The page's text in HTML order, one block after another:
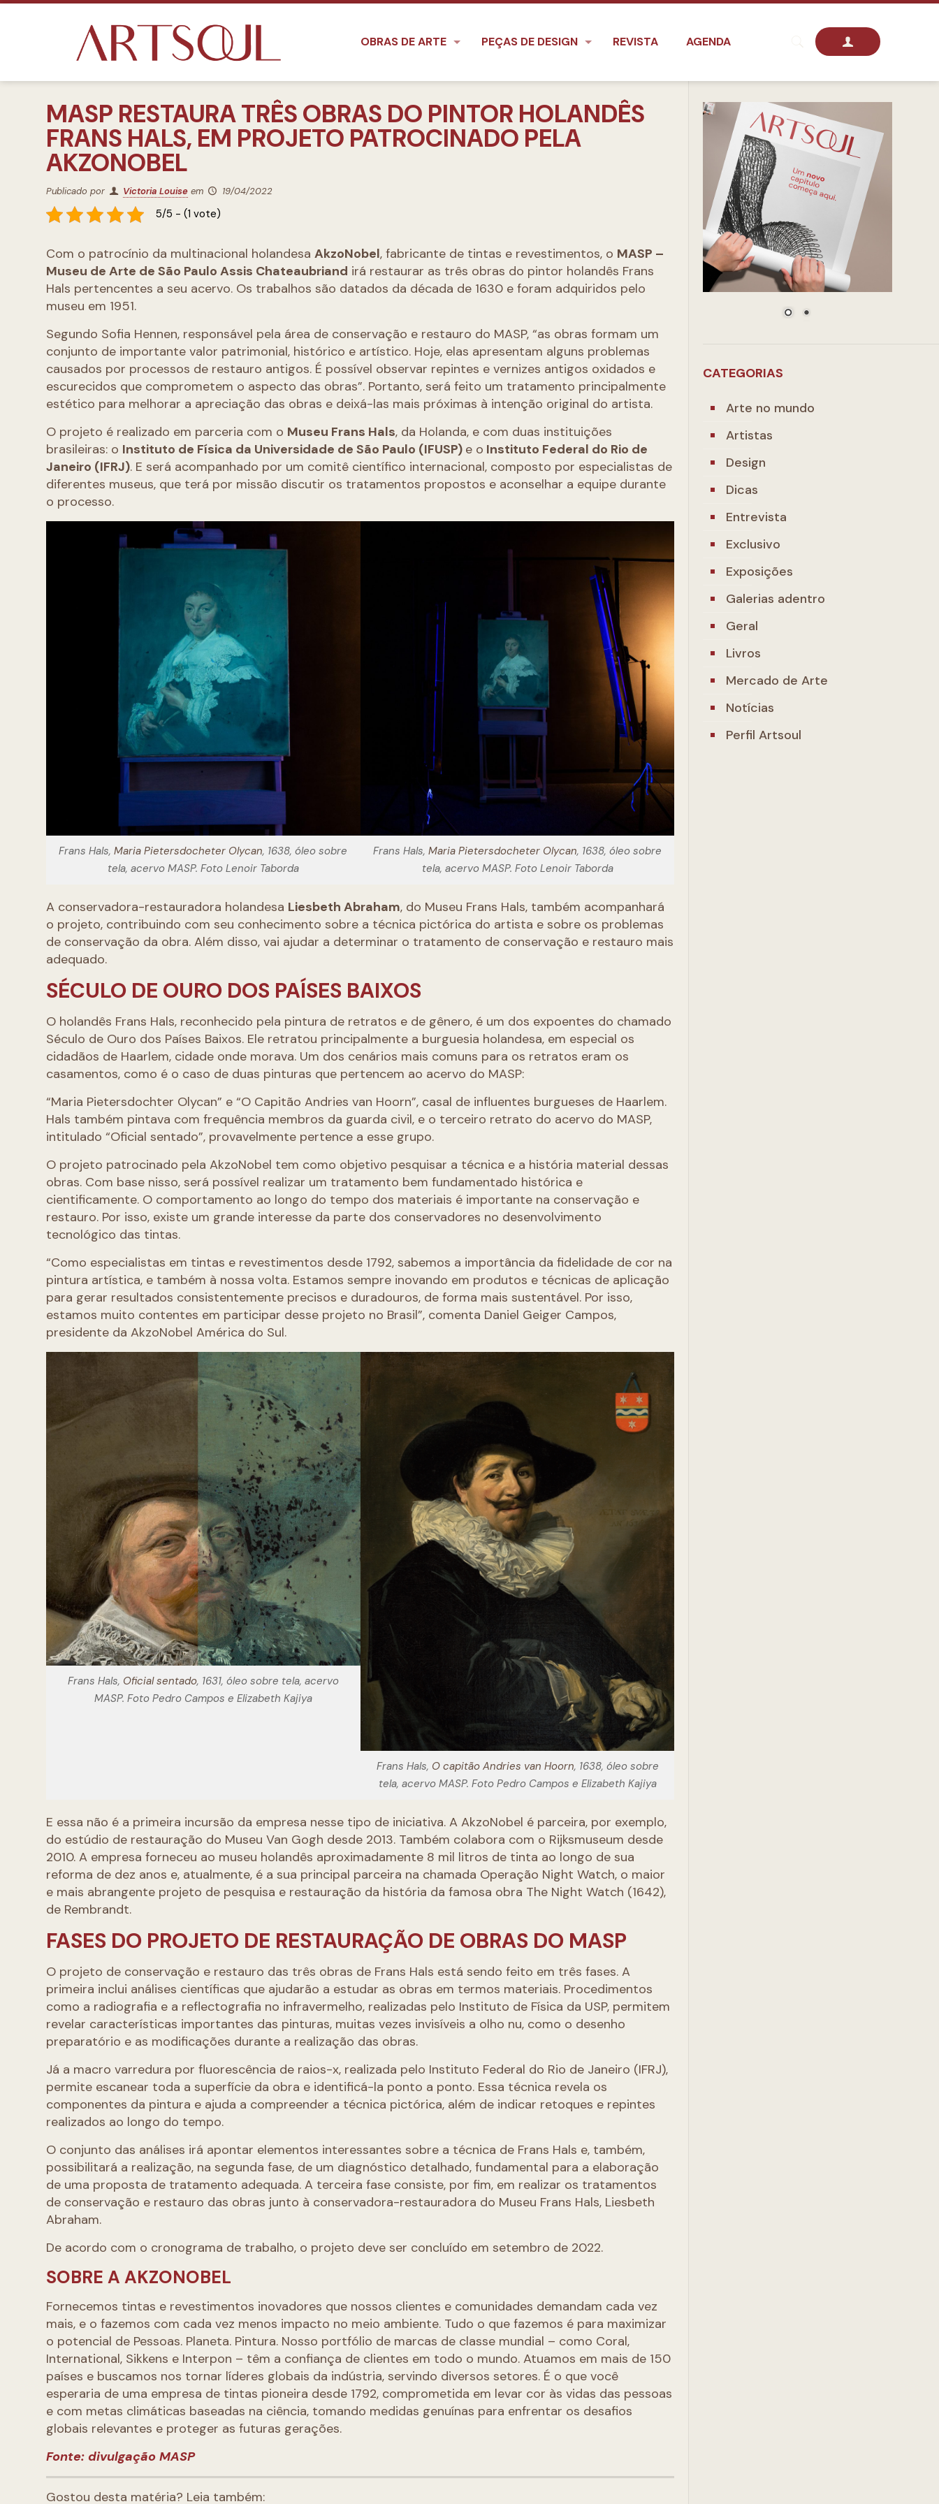
OBRAS DE ARTE PEÇAS DE DESIGN REVISTA AGENDA
MASP RESTAURA TRÊS OBRAS DO PINTOR HOLANDÊS
FRANS HALS, EM PROJETO PATROCINADO PELA
AKZONOBEL
Publicado por Victoria Louise em 19/04/2022
5/5 - (1 vote)
Com o patrocínio da multinacional holandesaAkzoNobel, fabricante de tintas e revestimentos, o MASP –
Museu de Arte de São Paulo Assis Chateaubriand irá restaurar as três obras do pintor holandês Frans
Hals pertencentes a seu acervo. Os trabalhos são datados da década de 1630 e foram adquiridos pelo
museu em 1951.
Segundo Sofia Hennen, responsável pela área de conservação e restauro do MASP, “as obras formam um
conjunto de importante valor patrimonial, histórico e artístico. Hoje, elas apresentam alguns problemas
causados por processos de restauro antigos. É possível observar repintes e vernizes antigos oxidados e
escurecidos que comprometem o aspecto das obras”. Portanto, será feito um tratamento principalmente
estético para melhorar a apreciação das obras e deixá-las mais próximas à intenção original do artista.
O projeto é realizado em parceria com o Museu Frans Hals, da Holanda, e com duas instituições
brasileiras: o Instituto de Física da Universidade de São Paulo (IFUSP) e o Instituto Federal do Rio de
Janeiro (IFRJ). E será acompanhado por um comitê científico internacional, composto por especialistas de
diferentes museus, que terá por missão discutir os tratamentos propostos e aconselhar a equipe durante
o processo.
Frans Hals,Maria Pietersdocheter Olycan, 1638, óleo sobre
tela, acervo MASP. Foto Lenoir Taborda
Frans Hals,Maria Pietersdocheter Olycan, 1638, óleo sobre
tela, acervo MASP. Foto Lenoir Taborda
A conservadora-restauradora holandesa Liesbeth Abraham, do Museu Frans Hals, também acompanhará
o projeto, contribuindo com seu conhecimento sobre a técnica pictórica do artista e sobre os problemas
de conservação da obra. Além disso, vai ajudar a determinar o tratamento de conservação e restauro mais
adequado.
SÉCULO DE OURO DOS PAÍSES BAIXOS
O holandês Frans Hals, reconhecido pela pintura de retratos e de gênero, é um dos expoentes do chamado
Século de Ouro dos Países Baixos. Ele retratou principalmente a burguesia holandesa, em especial os
cidadãos de Haarlem, cidade onde morava. Um dos cenários mais comuns para os retratos eram os
casamentos, como é o caso de duas pinturas que pertencem ao acervo do MASP:
“Maria Pietersdochter Olycan” e “O Capitão Andries van Hoorn”, casal de influentes burgueses de Haarlem.
Hals também pintava com frequência membros da guarda civil, e o terceiro retrato do acervo do MASP,
intitulado “Oficial sentado”, provavelmente pertence a esse grupo.
O projeto patrocinado pela AkzoNobel tem como objetivo pesquisar a técnica e a história material dessas
obras. Com base nisso, será possível realizar um tratamento bem fundamentado histórica e
cientificamente. O comportamento ao longo do tempo dos materiais é importante na conservação e
restauro. Por isso, existe um grande interesse da parte dos conservadores no desenvolvimento
tecnológico das tintas.
“Como especialistas em tintas e revestimentos desde 1792, sabemos a importância da fidelidade de cor na
pintura artística, e também à nossa volta. Estamos sempre inovando em produtos e técnicas de aplicação
para gerar resultados consistentemente precisos e duradouros, de forma mais sustentável. Por isso,
estamos muito contentes em participar desse projeto no Brasil”, comenta Daniel Geiger Campos,
presidente da AkzoNobel América do Sul.
Frans Hals, Oficial sentado, 1631, óleo sobre tela, acervo
MASP. Foto Pedro Campos e Elizabeth Kajiya
Frans Hals, O capitão Andries van Hoorn, 1638, óleo sobre
tela, acervo MASP. Foto Pedro Campos e Elizabeth Kajiya
E essa não é a primeira incursão da empresa nesse tipo de iniciativa. A AkzoNobel é parceira, por exemplo,
do estúdio de restauração do Museu Van Gogh desde 2013. Também colabora com o Rijksmuseum desde
2010. A empresa forneceu ao museu holandês aproximadamente 8 mil litros de tinta ao longo de sua
reforma de dez anos e, atualmente, é a sua principal parceira na chamada Operação Night Watch, o maior
e mais abrangente projeto de pesquisa e restauração da história da famosa obra The Night Watch (1642),
de Rembrandt.
FASES DO PROJETO DE RESTAURAÇÃO DE OBRAS DO MASP
O projeto de conservação e restauro das três obras de Frans Hals está sendo feito em três fases. A
primeira inclui análises científicas que ajudarão a estudar as obras em termos materiais. Procedimentos
como a radiografia e a reflectografia no infravermelho, realizadas pelo Instituto de Física da USP, permitem
revelar características importantes das pinturas, muitas vezes invisíveis a olho nu, como o desenho
preparatório e as modificações durante a realização das obras.
Já a macro varredura por fluorescência de raios-x, realizada pelo Instituto Federal do Rio de Janeiro (IFRJ),
permite escanear toda a superfície da obra e identificá-la ponto a ponto. Essa técnica revela os
componentes da pintura e ajuda a compreender a técnica pictórica, além de indicar retoques e repintes
realizados ao longo do tempo.
O conjunto das análises irá apontar elementos interessantes sobre a técnica de Frans Hals e, também,
possibilitará a realização, na segunda fase, de um diagnóstico detalhado, fundamental para a elaboração
de uma proposta de tratamento adequada. A terceira fase consiste, por fim, em realizar os tratamentos
de conservação e restauro das obras junto à conservadora-restauradora do Museu Frans Hals, Liesbeth
Abraham.
De acordo com o cronograma de trabalho, o projeto deve ser concluído em setembro de 2022.
SOBRE A AKZONOBEL
Fornecemos tintas e revestimentos inovadores que nossos clientes e comunidades demandam cada vez
mais, e o fazemos com cada vez menos impacto no meio ambiente. Tudo o que fazemos é para maximizar
o potencial de Pessoas. Planeta. Pintura. Nosso portfólio de marcas de classe mundial – como Coral,
International, Sikkens e Interpon – têm a confiança de clientes em todo o mundo. Atuamos em mais de 150
países e buscamos nos tornar líderes globais da indústria, servindo diversos setores. É o que você
esperaria de uma empresa de tintas pioneira desde 1792, comprometida em levar cor às vidas das pessoas
e com metas climáticas baseadas na ciência, tomando medidas genuínas para enfrentar os desafios
globais relevantes e proteger as futuras gerações.
Fonte: divulgação MASP
Gostou desta matéria? Leia também:
CATEGORIAS
Arte no mundo
Artistas
Design
Dicas
Entrevista
Exclusivo
Exposições
Galerias adentro
Geral
Livros
Mercado de Arte
Notícias
Perfil Artsoul